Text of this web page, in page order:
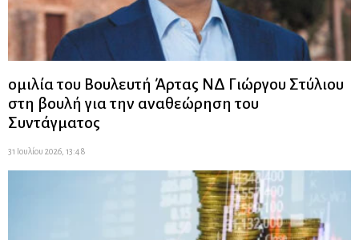
ομιλία του Βουλευτή Άρτας ΝΔ Γιώργου Στύλιου
στη βουλή για την αναθεώρηση του
Συντάγματος
31 Ιουλίου 2026, 13:48